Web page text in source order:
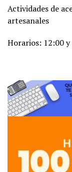
Actividades de
artesanales
Horarios: 12:00